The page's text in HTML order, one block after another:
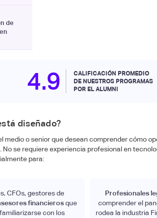
de
4.9
CALIFICACIÓN PROMEDIO
DE NUESTROS PROGRAMAS
POR EL ALUMNI
diseñado?
medio o senior que desean comprender cómo
No se requiere experiencia profesional en
para:
CFOs, gestores de
financierosque
con los
Profesionales
comprender el
rodea la industria